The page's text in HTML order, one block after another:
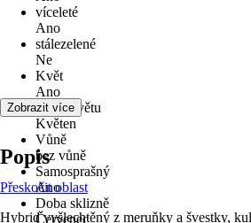
víceleté
Ano
stálezelené
Ne
Květ
Ano
Doba květu
Květen
Vůně
bez vůně
Samosprašný
Ano
Doba sklizně
Červenec
Zobrazit více
Popis
Přeskočit oblast
Hybrid vyšlechtěný z meruňky a švestky,